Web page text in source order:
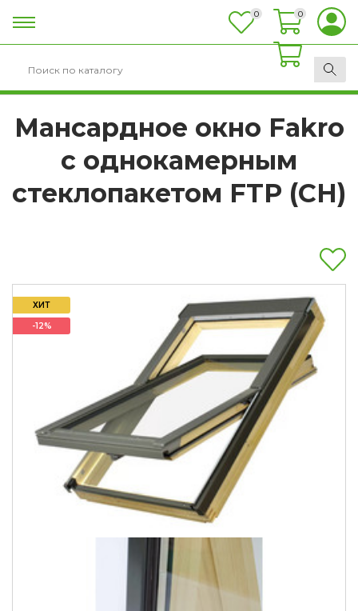
0 0
0
Мансардное окно Fakro
с однокамерным
стеклопакетом FTP (СH)
ХИТ
-12%